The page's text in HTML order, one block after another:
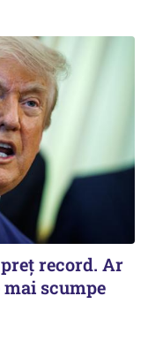
record. Ar
scumpe